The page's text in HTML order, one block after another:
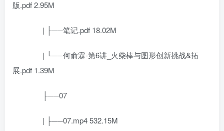
版.pdf 2.95M
| ├──笔记.pdf 18.02M
| └──何俞霖-第6讲_火柴棒与图形创新挑战&拓
展.pdf 1.39M
├──07
| ├──07.mp4 532.15M